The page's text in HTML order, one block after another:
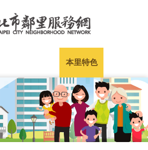
本里特色